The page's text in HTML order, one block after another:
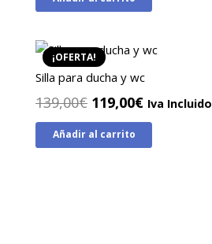
original
990,00€.740,00€.
¡OFERTA!
Silla para ducha y wc
139,00€ El
precio
original
119,00€El
precio
actual
Iva Incluido
Añadir al carrito